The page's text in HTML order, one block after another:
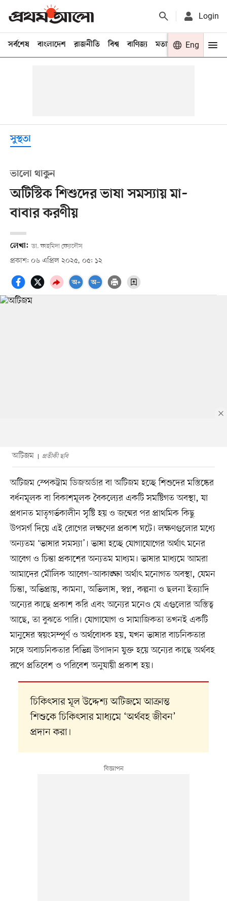
Login
সর্বশেষ বাংলাদেশ রাজনীতি বিশ্ব বাণিজ্য মতামত খেলা
Eng
সুস্থতা
ভালো থাকুন
অটিস্টিক শিশুদের ভাষা সমস্যায় মা–
বাবার করণীয়
লেখা: ডা. ফাহমিদা ফেরদৌস
প্রকাশ: ০৬ এপ্রিল ২০২৫, ০৫: ১২
অটিজম প্রতীকী ছবি
অটিজম স্পেকট্রাম ডিজঅর্ডার বা অটিজম হচ্ছে শিশুদের মস্তিষ্কের
বর্ধনমূলক বা বিকাশমূলক বৈকল্যের একটি সমষ্টিগত অবস্থা, যা
প্রধানত মাতৃগর্ভকালীন সৃষ্টি হয় ও জন্মের পর প্রাথমিক কিছু
উপসর্গ দিয়ে এই রোগের লক্ষণের প্রকাশ ঘটে। লক্ষণগুলোর মধ্যে
অন্যতম ‘ভাষার সমস্যা’। ভাষা হচ্ছে যোগাযোগের অর্থাৎ মনের
আবেগ ও চিন্তা প্রকাশের অন্যতম মাধ্যম। ভাষার মাধ্যমে আমরা
আমাদের মৌলিক আবেগ–আকাঙ্ক্ষা অর্থাৎ মনোগত অবস্থা, যেমন
চিন্তা, অভিপ্রায়, কামনা, অভিলাষ, স্বপ্ন, কল্পনা ও ছলনা ইত্যাদি
অন্যের কাছে প্রকাশ করি এবং অন্যের মনেও যে এগুলোর অস্তিত্ব
আছে, তা বুঝতে পারি। যোগাযোগ ও সামাজিকতা তখনই একটি
মানুষের স্বয়ংসম্পূর্ণ ও অর্থবোধক হয়, যখন ভাষার বাচনিকতার
সঙ্গে অবাচনিকতার বিভিন্ন উপাদান যুক্ত হয়ে অন্যের কাছে অর্থবহ
রূপে প্রতিবেশ ও পরিবেশ অনুযায়ী প্রকাশ হয়।
চিকিৎসার মূল উদ্দেশ্য অটিজমে আক্রান্ত
শিশুকে চিকিৎসার মাধ্যমে ‘অর্থবহ জীবন’
প্রদান করা।